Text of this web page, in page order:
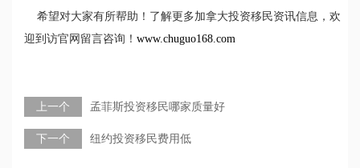
希望对大家有所帮助！了解更多加拿大投资移民资讯信息，欢
迎到访官网留言咨询！ www.chuguo168.com
上一个 孟菲斯投资移民哪家质量好
下一个 纽约投资移民费用低